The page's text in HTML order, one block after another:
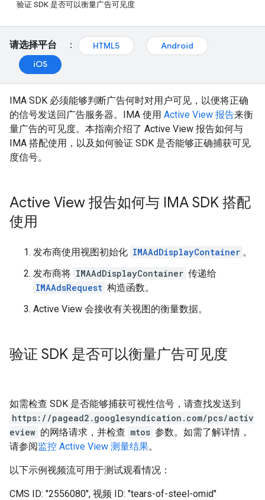
验证 SDK 是否可以衡量广告可见度
请选择平台 ： HTML5
Android
iOS
IMA SDK 必须能够判断广告何时对用户可见，以便将正确
的信号发送回广告服务器。IMA 使用 Active View 报告来衡
量广告的可见度。本指南介绍了 Active View 报告如何与
IMA 搭配使用，以及如何验证 SDK 是否能够正确捕获可见
度信号。
Active View 报告如何与 IMA SDK 搭配
使用
发布商使用视图初始化 IMAAdDisplayContainer 。
发布商将 IMAAdDisplayContainer 传递给
IMAAdsRequest 构造函数。
Active View 会接收有关视图的衡量数据。
验证 SDK 是否可以衡量广告可见度
如需检查 SDK 是否能够捕获可视性信号，请查找发送到
https://pagead2.googlesyndication.com/pcs/activ
eview 的网络请求，并检查 mtos 参数。如需了解详情，
请参阅监控 Active View 测量结果。
以下示例视频流可用于测试观看情况：
CMS ID: "2556080", 视频 ID: "tears-of-steel-omid"